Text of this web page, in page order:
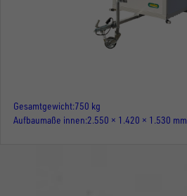
Gesamtgewicht 750 kg
Aufbaumaße innen 2.550 × 1.420 × 1.530 mm